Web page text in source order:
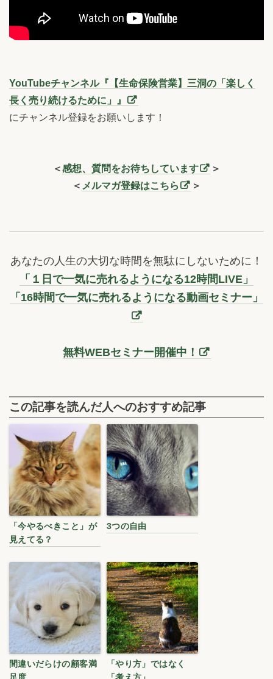
YouTubeチャンネル『【生命保険営業】三洞の「楽しく
長く売り続けるために」』
にチャンネル登録をお願いします！
＜感想、質問をお待ちしています
＞
＜ メルマガ登録はこちら ＞
あなたの人生の大切な時間を無駄にしないために！
「１日で一気に売れるようになる12時間LIVE」
「16時間で一気に売れるようになる動画セミナー」
無料WEBセミナー開催中！
この記事を読んだ人へのおすすめ記事
「今やるべきこと」が
見えてる？
3つの自由
間違いだらけの顧客満
「やり方」ではなく